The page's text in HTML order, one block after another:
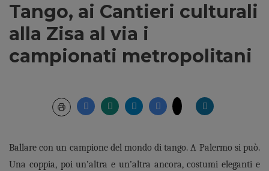
Tango, ai Cantieri culturali
alla Zisa al via i
campionati metropolitani
Ballare con un campione del mondo di tango. A Palermo si può.
Una coppia, poi un’altra e un’altra ancora, costumi eleganti e